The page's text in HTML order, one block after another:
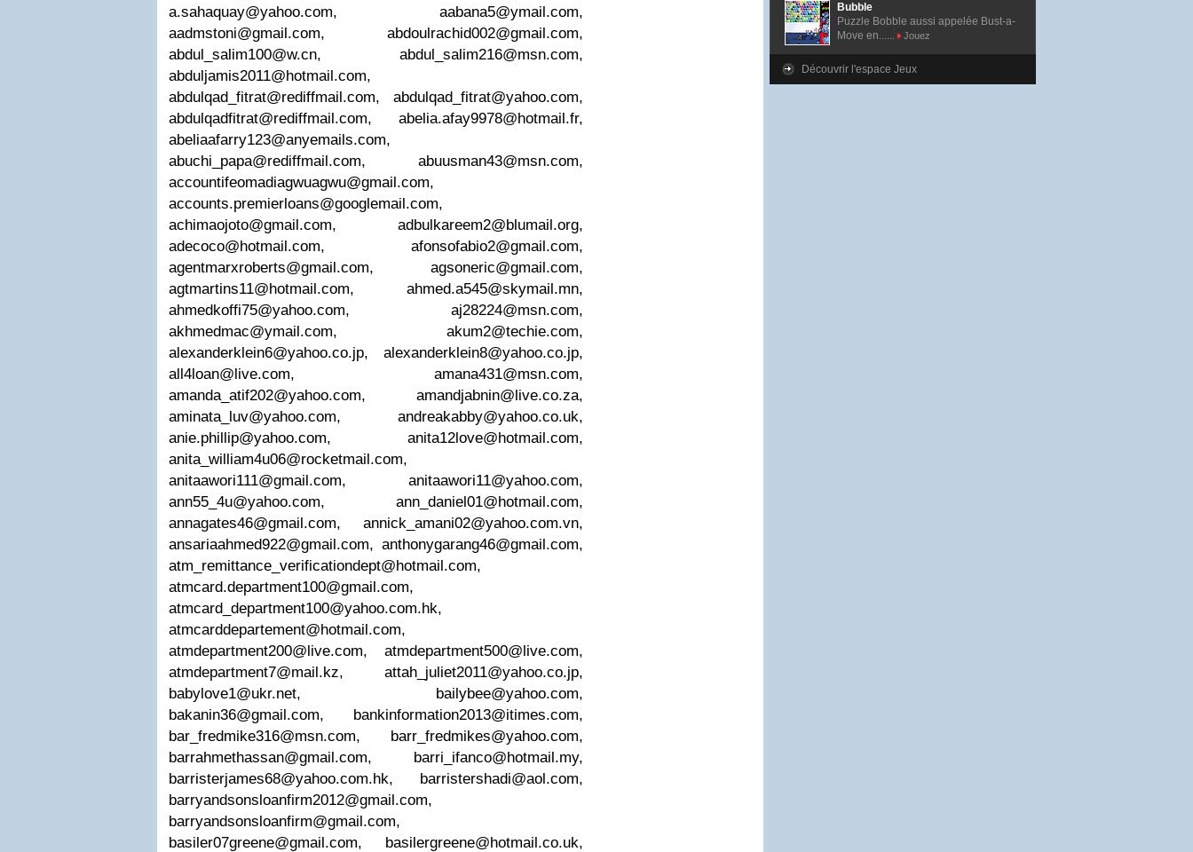
a.sahaquay@yahoo.com, aabana5@ymail.com,
aadmstoni@gmail.com, abdoulrachid002@gmail.com,
abdul_salim100@w.cn, abdul_salim216@msn.com,
abduljamis2011@hotmail.com,
abdulqad_fitrat@rediffmail.com, abdulqad_fitrat@yahoo.com,
abdulqadfitrat@rediffmail.com, abelia.afay9978@hotmail.fr,
abeliaafarry123@anyemails.com,
abuchi_papa@rediffmail.com, abuusman43@msn.com,
accountifeomadiagwuagwu@gmail.com,
accounts.premierloans@googlemail.com,
achimaojoto@gmail.com, adbulkareem2@blumail.org,
adecoco@hotmail.com, afonsofabio2@gmail.com,
agentmarxroberts@gmail.com, agsoneric@gmail.com,
agtmartins11@hotmail.com, ahmed.a545@skymail.mn,
ahmedkoffi75@yahoo.com, aj28224@msn.com,
akhmedmac@ymail.com, akum2@techie.com,
alexanderklein6@yahoo.co.jp, alexanderklein8@yahoo.co.jp,
all4loan@live.com, amana431@msn.com,
amanda_atif202@yahoo.com, amandjabnin@live.co.za,
aminata_luv@yahoo.com, andreakabby@yahoo.co.uk,
anie.phillip@yahoo.com, anita12love@hotmail.com,
anita_william4u06@rocketmail.com,
anitaawori111@gmail.com, anitaawori11@yahoo.com,
ann55_4u@yahoo.com, ann_daniel01@hotmail.com,
annagates46@gmail.com, annick_amani02@yahoo.com.vn,
ansariaahmed922@gmail.com, anthonygarang46@gmail.com,
atm_remittance_verificationdept@hotmail.com,
atmcard.department100@gmail.com,
atmcard_department100@yahoo.com.hk,
atmcarddepartement@hotmail.com,
atmdepartment200@live.com, atmdepartment500@live.com,
atmdepartment7@mail.kz, attah_juliet2011@yahoo.co.jp,
babylove1@ukr.net, bailybee@yahoo.com,
bakanin36@gmail.com, bankinformation2013@itimes.com,
bar_fredmike316@msn.com, barr_fredmikes@yahoo.com,
barrahmethassan@gmail.com, barri_ifanco@hotmail.my,
barristerjames68@yahoo.com.hk, barristershadi@aol.com,
barryandsonsloanfirm2012@gmail.com,
barryandsonsloanfirm@gmail.com,
basiler07greene@gmail.com, basilergreene@hotmail.co.uk,
Bubble
Puzzle Bobble aussi appelée Bust-a-
Move en......
Jouez
Découvrir l'espace Jeux